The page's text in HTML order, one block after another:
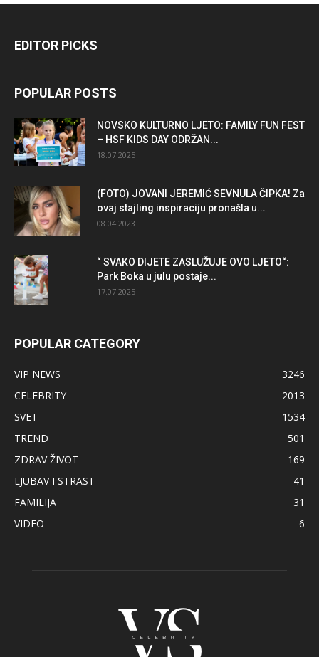
EDITOR PICKS
POPULAR POSTS
NOVSKO KULTURNO LJETO: FAMILY FUN FEST
– HSF KIDS DAY ODRŽAN...
18.07.2025
(FOTO) JOVANI JEREMIĆ SEVNULA ČIPKA! Za
ovaj stajling inspiraciju pronašla u...
08.04.2023
“ SVAKO DIJETE ZASLUŽUJE OVO LJETO“:
Park Boka u julu postaje...
17.07.2025
POPULAR CATEGORY
VIP NEWS
3246
CELEBRITY
2013
SVET
1534
TREND
501
ZDRAV ŽIVOT
169
LJUBAV I STRAST
41
FAMILIJA
31
VIDEO
6